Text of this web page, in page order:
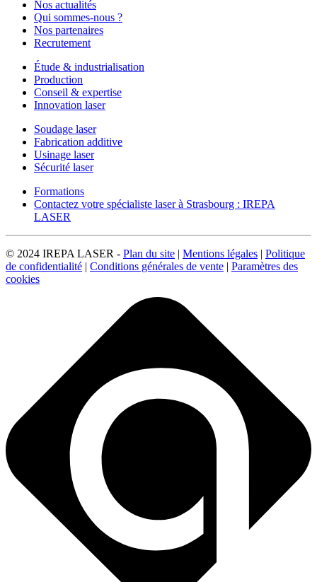
Nos actualités
Qui sommes-nous ?
Nos partenaires
Recrutement
Étude & industrialisation
Production
Conseil & expertise
Innovation laser
Soudage laser
Fabrication additive
Usinage laser
Sécurité laser
Formations
Contactez votre spécialiste laser à Strasbourg : IREPA
LASER
© 2024 IREPA LASER - Plan du site | Mentions légales | Politique
de confidentialité | Conditions générales de vente | Paramètres des
cookies